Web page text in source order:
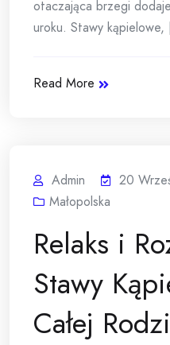
otaczająca brzegi
uroku. Stawy kąpielowe,
Read More
Admin
20
Małopolska
Relaks i
Stawy
Całej